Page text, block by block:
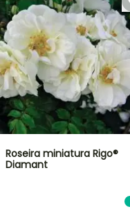
Roseira miniatura Rigo®
Diamant